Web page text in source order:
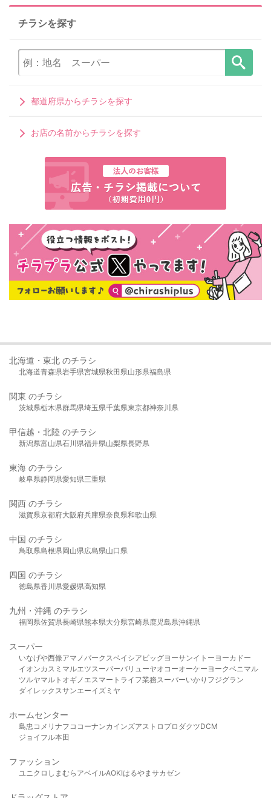
チラシを探す
都道府県からチラシを探す
お店の名前からチラシを探す
北海道・東北 のチラシ
北海道青森県岩手県宮城県秋田県山形県福島県
関東 のチラシ
茨城県栃木県群馬県埼玉県千葉県東京都神奈川県
甲信越・北陸 のチラシ
新潟県富山県石川県福井県山梨県長野県
東海 のチラシ
岐阜県静岡県愛知県三重県
関西 のチラシ
滋賀県京都府大阪府兵庫県奈良県和歌山県
中国 のチラシ
鳥取県島根県岡山県広島県山口県
四国 のチラシ
徳島県香川県愛媛県高知県
九州・沖縄 のチラシ
福岡県佐賀県長崎県熊本県大分県宮崎県鹿児島県沖縄県
スーパー
いなげや西條アマノパークスベイシア ビッグヨーサンイトーヨーカドー
イオンカスミ マルエツスーパーバリューヤオコーオーケー ヨークベニマル
ツルヤマルト オギノ エスマート ライフ業務スーパーいかり フジグラン
ダイレックスサンエーイズミヤ
ホームセンター
島忠 コメリ ナフコ コーナンカインズアストロプロダクツDCM
ジョイフル本田
ファッション
ユニクロ しまむら アベイルAOKIはるやま サカゼン